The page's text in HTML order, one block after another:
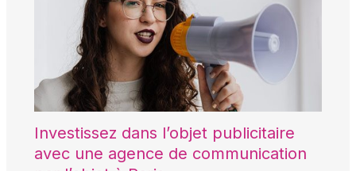
Investissez dans l’objet publicitaire
avec une agence de communication